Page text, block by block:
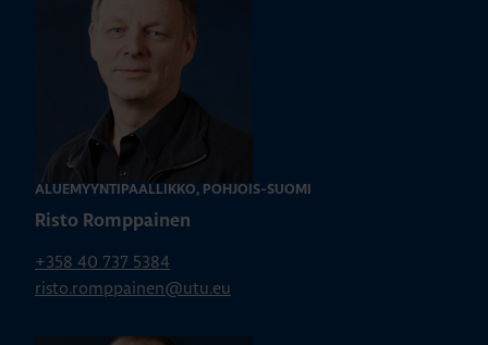
ALUEMYYNTIPÄÄLLIKKÖ, POHJOIS-SUOMI
Risto Romppainen
+358 40 737 5384
risto.romppainen@utu.eu